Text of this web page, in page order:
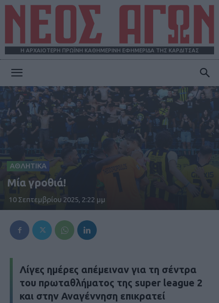
Η ΑΡΧΑΙΟΤΕΡΗ ΠΡΩΪΝΗ ΚΑΘΗΜΕΡΙΝΗ ΕΦΗΜΕΡΙΔΑ ΤΗΣ ΚΑΡΔΙΤΣΑΣ
ΑΓΩΝ
ΑΘΛΗΤΙΚΑ
Μία γροθιά!
10 Σεπτεμβρίου 2025, 2:22 μμ
Λίγες ημέρες απέμειναν για τη σέντρα
του πρωταθλήματος της super league 2
και στην Αναγέννηση επικρατεί